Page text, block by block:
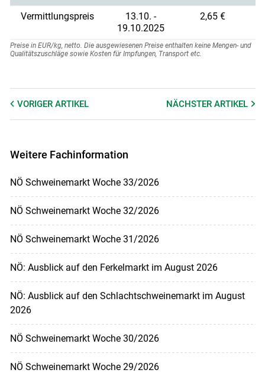
Vermittlungspreis
13.10. -
19.10.2025
2,65 €
Preise in EUR/kg, netto. Die ausgewiesenen Preise enthalten keine Mengen- und
Qualitätszuschläge sowie Kosten für Impfungen, Transport etc.
VORIGER ARTIKEL NÄCHSTERARTIKEL
Weitere Fachinformation
NÖ Schweinemarkt Woche 33/2026
NÖ Schweinemarkt Woche 32/2026
NÖ Schweinemarkt Woche 31/2026
NÖ: Ausblick auf den Ferkelmarkt im August 2026
NÖ: Ausblick auf den Schlachtschweinemarkt im August
2026
NÖ Schweinemarkt Woche 30/2026
NÖ Schweinemarkt Woche 29/2026